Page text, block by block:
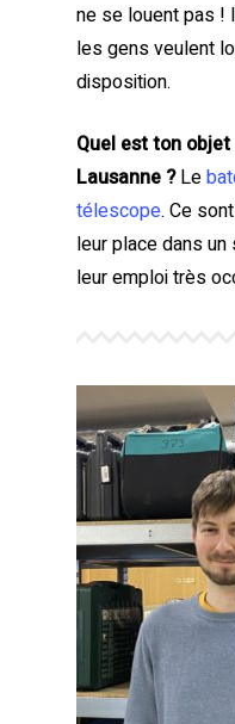
ne se louent pas !
les gens veulent
disposition.
Quel est ton
Lausanne ?Le
télescope. Ce
leur place dans
leur emploi très